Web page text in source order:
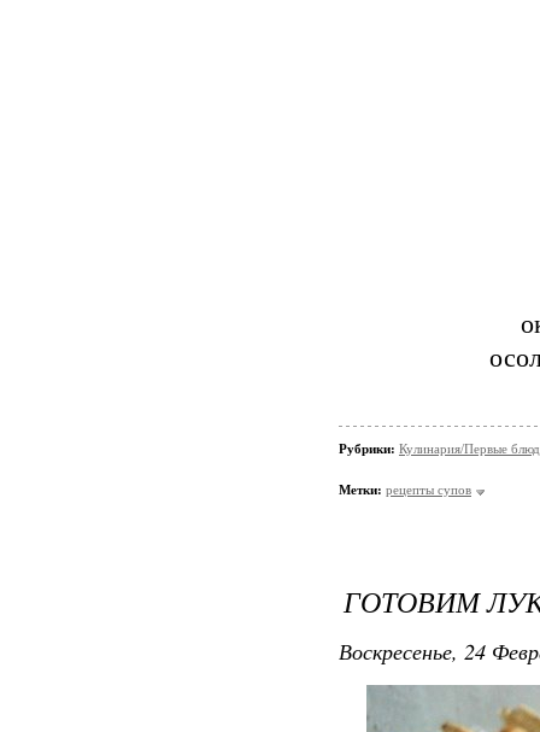
Рубрики: Кулинария/Первые
Метки: рецепты супов
ГОТОВИМ
Воскресенье, 24